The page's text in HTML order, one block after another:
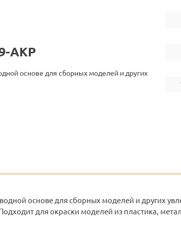
АКР
основе для сборных моделей и других
основе для сборных моделей и других
для окраски моделей из пластика,